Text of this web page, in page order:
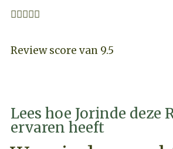

Review score van 9.5
Lees hoe Jorinde deze
ervaren heeft